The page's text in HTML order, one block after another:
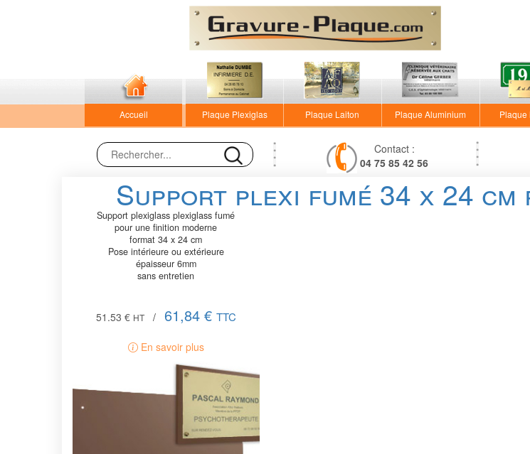
Accueil Plaque Plexiglas Plaque Laiton Plaque Aluminium Plaque
Contact :
04 75 85 42 56
Support plexi fumé 34 x 24 cm
Support plexiglass plexiglass fumé
pour une finition moderne
format 34 x 24 cm
Pose intérieure ou extérieure
épaisseur 6mm
sans entretien
51.53 € HT / 61,84 € TTC
En savoir plus